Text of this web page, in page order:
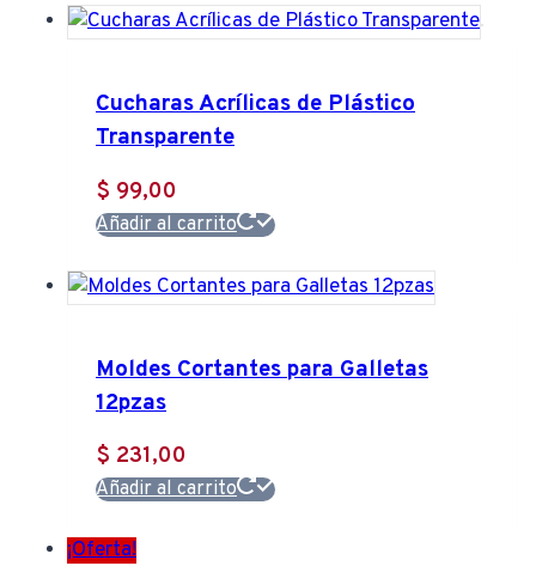
era:
es:
Cucharas Acrílicas de Plástico
Transparente
$ 99,00
Añadir al carrito
Moldes Cortantes para Galletas
12pzas
$ 231,00
Añadir al carrito
¡Oferta!